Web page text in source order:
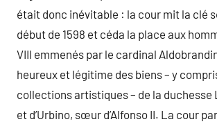
était donc inévitable : la cour mit la clé
début de 1598 et céda la place aux
VIII emmenés par le cardinal
heureux et légitime des biens – y
collections artistiques – de la duchesse
et d’Urbino, sœur d’Alfonso II. La cour